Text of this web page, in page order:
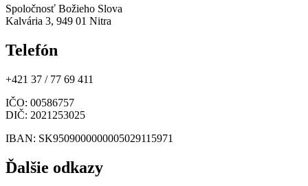
Spoločnosť Božieho Slova
Kalvária 3, 949 01 Nitra
Telefón
+421 37 / 77 69 411
IČO: 00586757
DIČ: 2021253025
IBAN: SK9509000000005029115971
Ďalšie odkazy